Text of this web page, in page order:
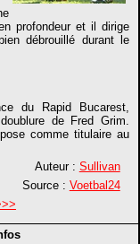
profondeur et il dirige
débrouillé durant le
du Rapid Bucarest,
de Fred Grim.
comme titulaire au
Auteur : Sullivan
Source : Voetbal24